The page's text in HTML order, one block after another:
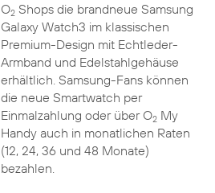
O2Shops die brandneue Samsung
Galaxy Watch3 im klassischen
Premium-Design mit Echtleder-
Armband und Edelstahlgehäuse
erhältlich. Samsung-Fans können
die neue Smartwatch per
Einmalzahlung oder über O2My
Handy auch in monatlichen Raten
(12, 24, 36 und 48 Monate)
bezahlen.